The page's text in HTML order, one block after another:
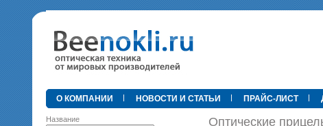
•
О КОМПАНИИ НОВОСТИ И СТАТЬИ ПРАЙС-ЛИСТ
Название Оптические